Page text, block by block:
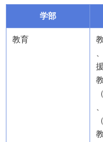
学部
教育